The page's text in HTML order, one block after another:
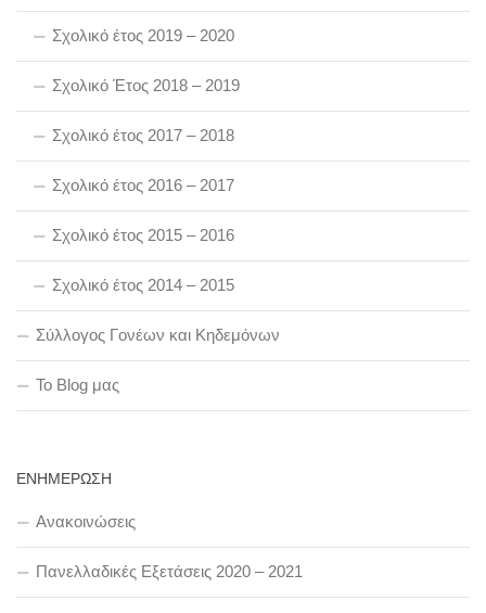
Σχολικό έτος 2019 – 2020
Σχολικό Έτος 2018 – 2019
Σχολικό έτος 2017 – 2018
Σχολικό έτος 2016 – 2017
Σχολικό έτος 2015 – 2016
Σχολικό έτος 2014 – 2015
Σύλλογος Γονέων και Κηδεμόνων
To Blog μας
ΕΝΗΜΕΡΩΣΗ
Ανακοινώσεις
Πανελλαδικές Εξετάσεις 2020 – 2021